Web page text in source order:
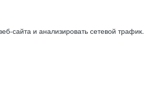
сайта и анализировать сетевой трафик.